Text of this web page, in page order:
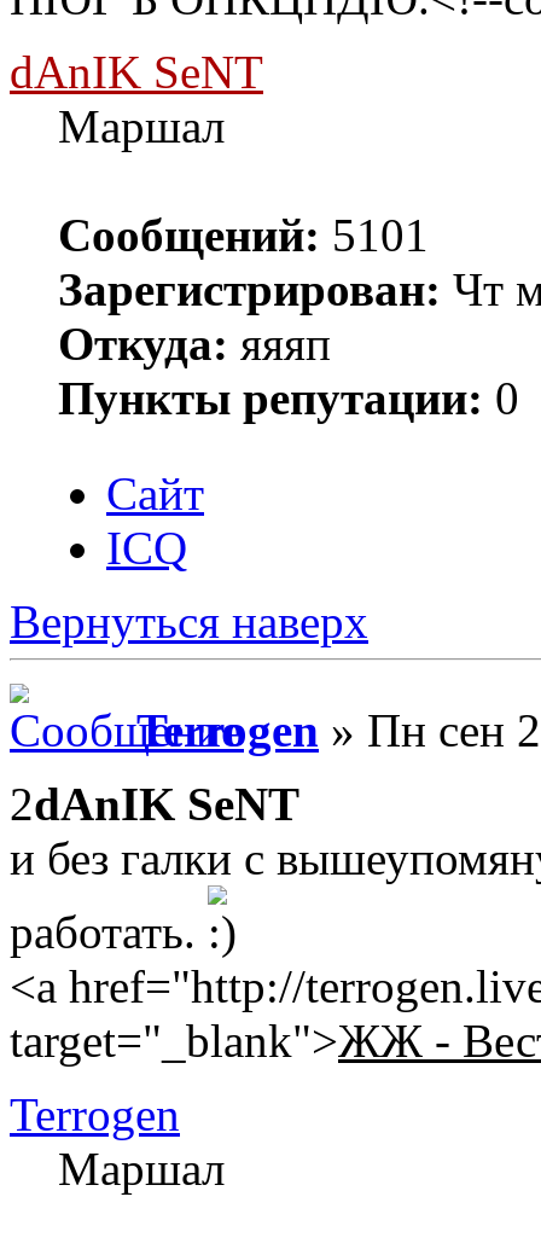
dAnIK SeNT
Маршал
Сообщений: 5101
Зарегистрирован: Чт
Откуда: яяяп
Пункты репутации: 0
Сайт
ICQ
Вернуться наверх
Terrogen » Пн сен
2dAnIK SeNT
и без галки с
работать.
<a href="http://
target="_blank">ЖЖ -
Terrogen
Маршал